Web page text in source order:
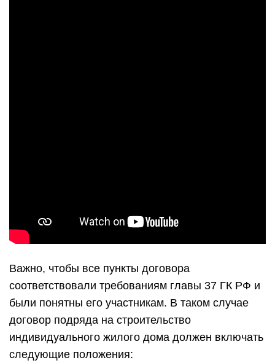
Важно, чтобы все пункты договора
соответствовали требованиям главы 37 ГК РФ и
были понятны его участникам. В таком случае
договор подряда на строительство
индивидуального жилого дома должен включать
следующие положения: